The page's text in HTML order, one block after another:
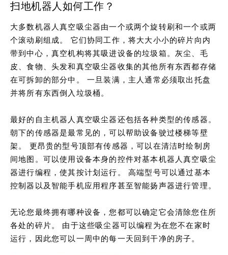
扫地机器人如何工作？
大多数机器人真空吸尘器由一个或两个旋转刷和一个或两
个滚动刷组成。 它们协同工作，将大大小小的碎片向内
带到中心，真空机构将其吸进设备的垃圾箱。灰尘、毛
皮、食物、头发和真空吸尘器收集的其他所有东西都存储
在可拆卸的部分中。 一旦装满，主人通常必须取出托盘
并将所有东西倒入垃圾桶。
最好的自主机器人真空吸尘器还包括各种类型的传感器。
朝下的传感器是最常见的，可以帮助设备驶过楼梯等壁
架。 更昂贵的型号顶部有传感器，可以在清洁时绘制房
间地图。可以使用设备本身的控件对基本机器人真空吸尘
器进行编程，使其按计划运行。 高端型号可以通过基本
控制器以及智能手机应用程序甚至智能扬声器进行管理。
无论您最终拥有哪种设备，您都可以确定它会清除您住所
各处的碎片。 由于这些吸尘器可以编程为在您不在家时
运行，因此您可以一周中的每一天回到干净的房子。